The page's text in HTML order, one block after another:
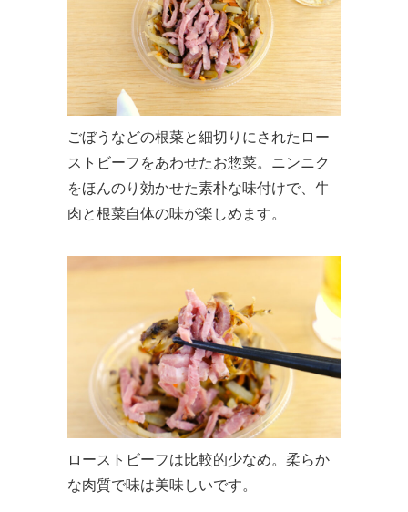
ごぼうなどの根菜と細切りにされたロー
ストビーフをあわせたお惣菜。ニンニク
をほんのり効かせた素朴な味付けで、牛
肉と根菜自体の味が楽しめます。
ローストビーフは比較的少なめ。柔らか
な肉質で味は美味しいです。